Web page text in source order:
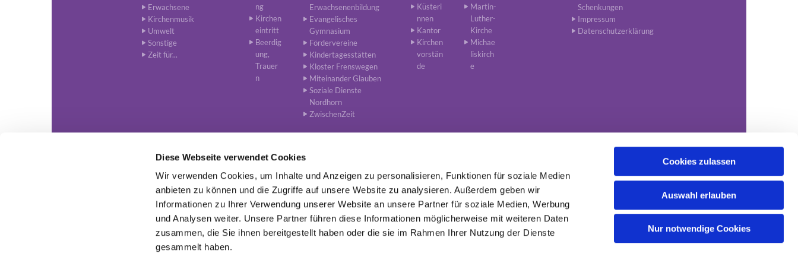
Diese Webseite verwendet Cookies
Wir verwenden Cookies, um Inhalte und Anzeigen zu personalisieren, Funktionen für soziale Medien
anbieten zu können und die Zugriffe auf unsere Website zu analysieren. Außerdem geben wir
Informationen zu Ihrer Verwendung unserer Website an unsere Partner für soziale Medien, Werbung
und Analysen weiter. Unsere Partner führen diese Informationen möglicherweise mit weiteren Daten
zusammen, die Sie ihnen bereitgestellt haben oder die sie im Rahmen Ihrer Nutzung der Dienste
gesammelt haben.
Cookies zulassen
Auswahl erlauben
Nur notwendige Cookies
Erwachsene
Kirchenmusik
Umwelt
Sonstige
Zeit für...
ng
Kirchen
eintritt
Beerdig
ung,
Trauer
n
Erwachsenenbildung
Evangelisches
Gymnasium
Fördervereine
Kindertagesstätten
Kloster Frenswegen
Miteinander Glauben
Soziale Dienste
Nordhorn
ZwischenZeit
Küsteri
nnen
Kantor
Kirchen
vorstän
de
Martin-
Luther-
Kirche
Michae
liskirch
e
Schenkungen
Impressum
Datenschutzerklärung
www.lutherisch-in-nordhorn.de · Lutherisch in Nordhorn, van-Delden-Straße 21, 48529 Nordhorn 05921-34651 kgv.nordhorn@evlka.de
Impressum Datenschutz